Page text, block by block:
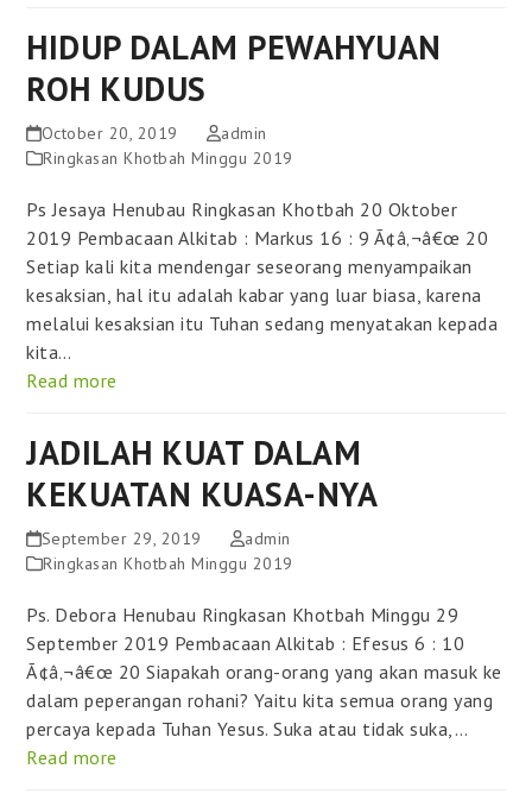
HIDUP DALAM PEWAHYUAN
ROH KUDUS
October 20, 2019
admin
Ringkasan Khotbah Minggu 2019
Ps Jesaya Henubau Ringkasan Khotbah 20 Oktober
2019 Pembacaan Alkitab : Markus 16 : 9 Ã¢â‚¬â€œ 20
Setiap kali kita mendengar seseorang menyampaikan
kesaksian, hal itu adalah kabar yang luar biasa, karena
melalui kesaksian itu Tuhan sedang menyatakan kepada
kita…
Read more
JADILAH KUAT DALAM
KEKUATAN KUASA-NYA
September 29, 2019
admin
Ringkasan Khotbah Minggu 2019
Ps. Debora Henubau Ringkasan Khotbah Minggu 29
September 2019 Pembacaan Alkitab : Efesus 6 : 10
Ã¢â‚¬â€œ 20 Siapakah orang-orang yang akan masuk ke
dalam peperangan rohani? Yaitu kita semua orang yang
percaya kepada Tuhan Yesus. Suka atau tidak suka,…
Read more